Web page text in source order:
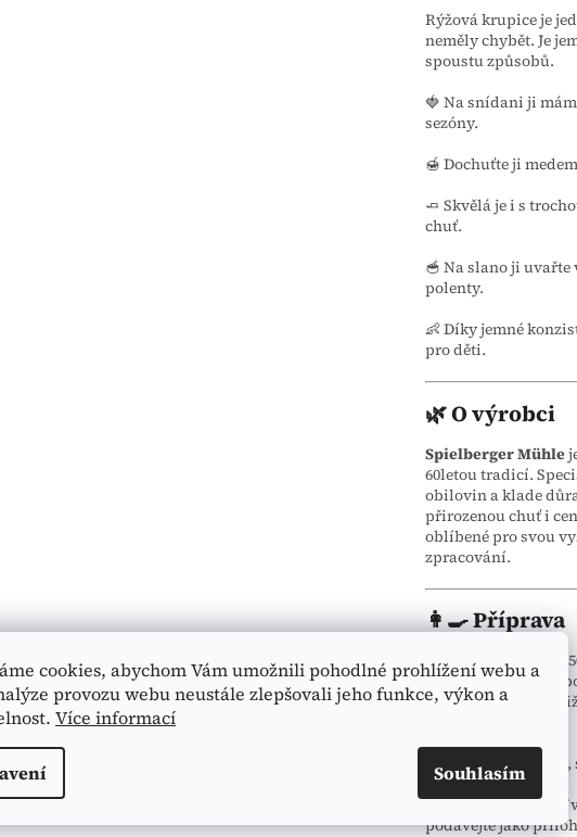
cookies, abychom Vám umožnili pohodlné prohlížení webu a
provozu webu neustále zlepšovali jeho funkce, výkon a
Více informací
Souhlasím
Rýžová krupice je
neměly chybět. Je
spoustu způsobů.
🍓 Na snídani ji
sezóny.
🍯 Dochuťte ji
🧈 Skvělá je i s
chuť.
🥣 Na slano ji
polenty.
👶 Díky jemné
pro děti.
🌿 O výrobci
Spielberger Mühle
60letou tradicí.
obilovin a klade
přirozenou chuť i
oblíbené pro svou
zpracování.
👩‍🍳 Příprava
🥣Sladká varianta:
vroucího mléka
míchání vařte
🍓 Dochuťte
🥣Slaná varianta:
podávejte jako